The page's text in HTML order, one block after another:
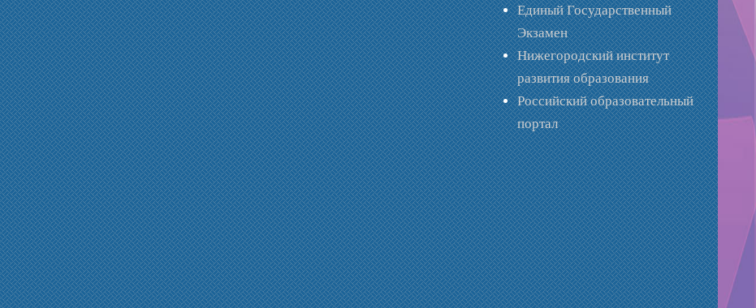
Единый Государственный
Экзамен
Нижегородский институт
развития образования
Российский образовательный
портал